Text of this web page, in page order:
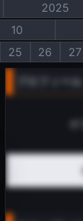
2025
10
25 26 27